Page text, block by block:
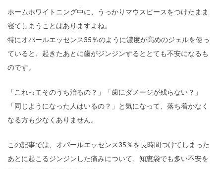
ホームホワイトニング中に、うっかりマウスピースをつけたまま
寝てしまうことはありますよね。
特にオパールエッセンス35％のように濃度が高めのジェルを使っ
ていると、起きたあとに歯がジンジンするととても不安になるも
のです。
「これってそのうち治るの？」「歯にダメージが残らない？」
「同じようになった人はいるの？」と気になって、落ち着かなく
なる方も少なくありません。
この記事では、オパールエッセンス35％を長時間つけてしまった
あとに起こるジンジンした痛みについて、知恵袋でも多い不安を